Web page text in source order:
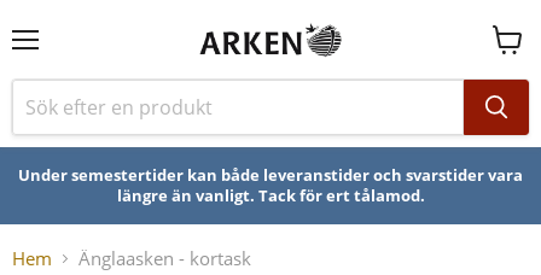
Se
Under semestertider kan både leveranstider och svarstider vara
längre än vanligt. Tack för ert tålamod.
Hem Änglaasken - kortask